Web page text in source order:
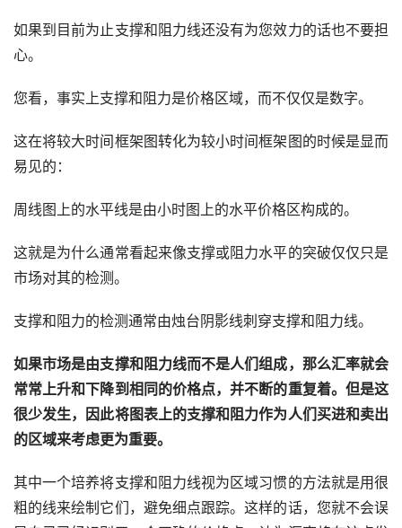
如果到目前为止支撑和阻力线还没有为您效力的话也不要担
心。
您看，事实上支撑和阻力是价格区域，而不仅仅是数字。
这在将较大时间框架图转化为较小时间框架图的时候是显而
易见的：
周线图上的水平线是由小时图上的水平价格区构成的。
这就是为什么通常看起来像支撑或阻力水平的突破仅仅只是
市场对其的检测。
支撑和阻力的检测通常由烛台阴影线刺穿支撑和阻力线。
如果市场是由支撑和阻力线而不是人们组成，那么汇率就会
常常上升和下降到相同的价格点，并不断的重复着。但是这
很少发生，因此将图表上的支撑和阻力作为人们买进和卖出
的区域来考虑更为重要。
其中一个培养将支撑和阻力线视为区域习惯的方法就是用很
粗的线来绘制它们，避免细点跟踪。这样的话，您就不会误